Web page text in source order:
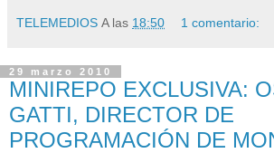
TELEMEDIOS A las 18:50 1 comentario:
29 marzo 2010
MINIREPO EXCLUSIVA:
GATTI, DIRECTOR DE
PROGRAMACIÓN DE